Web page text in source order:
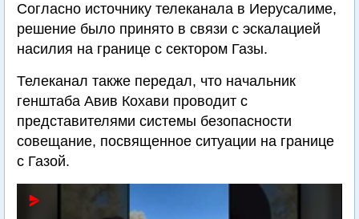
Согласно источнику телеканала в Иерусалиме,
решение было принято в связи с эскалацией
насилия на границе с сектором Газы.
Телеканал также передал, что начальник
генштаба Авив Кохави проводит с
представителями системы безопасности
совещание, посвященное ситуации на границе
с Газой.